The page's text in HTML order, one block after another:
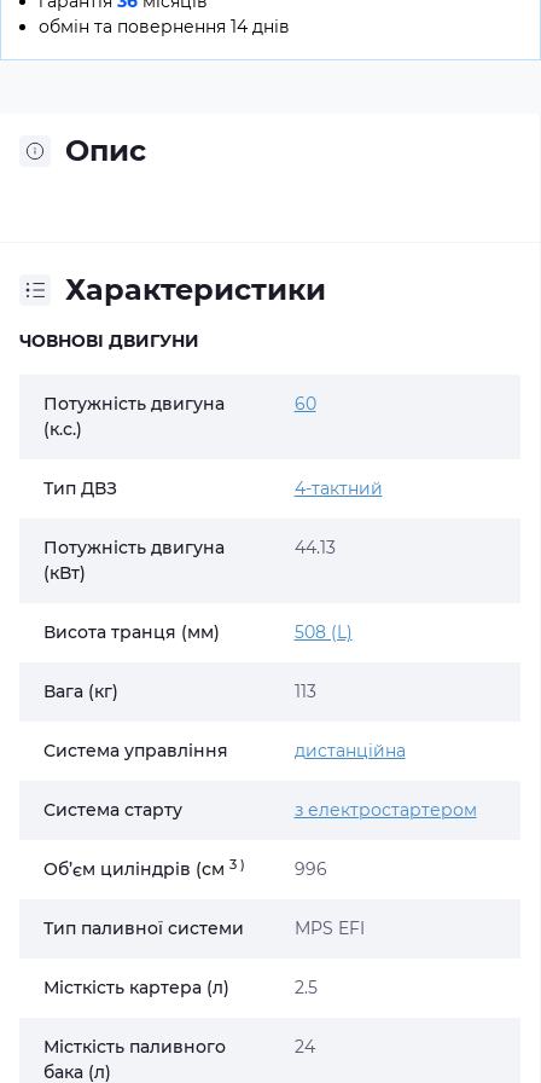
обмін та повернення 14 днів
Опис
Характеристики
ЧОВНОВІ ДВИГУНИ
Потужність двигуна
(к.с.)
60
Тип ДВЗ 4-тактний
Потужність двигуна
(кВт)
44.13
Висота транця (мм) 508 (L)
Вага (кг) 113
Система управління дистанційна
Система старту з електростартером
Об’єм циліндрів (cм 3 ) 996
Тип паливної системи MPS EFI
Місткість картера (л) 2.5
Місткість паливного
бака (л)
24